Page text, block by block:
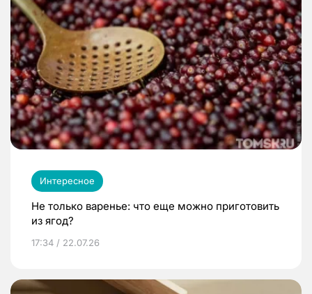
Интересное
Не только варенье: что еще можно приготовить
из ягод?
17:34 / 22.07.26